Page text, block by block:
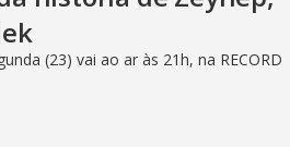
(23) vai ao ar às 21h, na RECORD